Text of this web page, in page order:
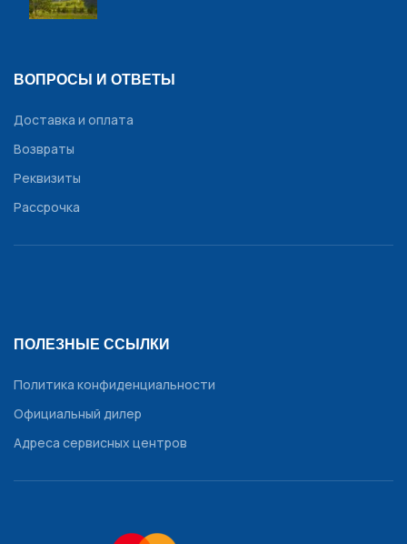
ВОПРОСЫ И ОТВЕТЫ
Доставка и оплата
Возвраты
Реквизиты
Рассрочка
ПОЛЕЗНЫЕ ССЫЛКИ
Политика конфиденциальности
Официальный дилер
Адреса сервисных центров